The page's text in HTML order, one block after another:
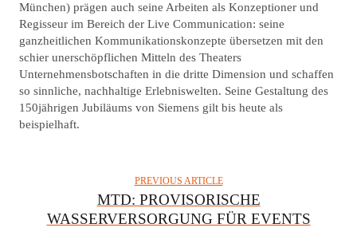
München) prägen auch seine Arbeiten als Konzeptioner und
Regisseur im Bereich der Live Communication: seine
ganzheitlichen Kommunikationskonzepte übersetzen mit den
schier unerschöpflichen Mitteln des Theaters
Unternehmensbotschaften in die dritte Dimension und schaffen
so sinnliche, nachhaltige Erlebniswelten. Seine Gestaltung des
150jährigen Jubiläums von Siemens gilt bis heute als
beispielhaft.
PREVIOUS ARTICLE
MTD: PROVISORISCHE
WASSERVERSORGUNG FÜR EVENTS